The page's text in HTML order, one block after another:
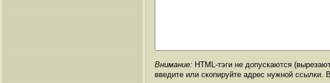
Внимание: HTML-тэги не допускаются
введите или скопируйте адрес нужной